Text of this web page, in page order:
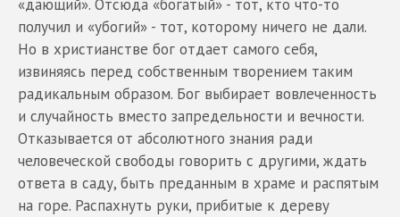
«дающий». Отсюда «богатый» - тот, кто что-то
получил и «убогий» - тот, которому ничего не дали.
Но в христианстве бог отдает самого себя,
извиняясь перед собственным творением таким
радикальным образом. Бог выбирает вовлеченность
и случайность вместо запредельности и вечности.
Отказывается от абсолютного знания ради
человеческой свободы говорить с другими, ждать
ответа в саду, быть преданным в храме и распятым
на горе. Распахнуть руки, прибитые к дереву